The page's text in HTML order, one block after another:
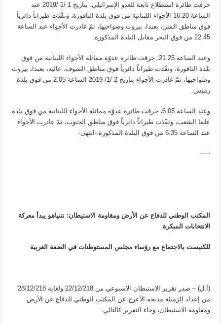
خرقت طائرة استطلاع تابعة للعدو الإسرائيلي، بتاريخ 1 /1 /2019 عند
الساعة 16.20 الأجواء اللبنانية من فوق بلدة الناقورة، ونفّذت طيراناً دائرياً
فوق مناطق المتن، بعبدا، بيروت وضواحيها، ثمّ غادرت الأجواء عند الساعة
22.45 من فوق البحر مقابل البلدة المذكورة.
وعند الساعة 21.25، خرقت طائرة عدوّة مماثلة الأجواء اللبنانية من فوق
بلدة الناقورة، ونفّذت طيراناً دائرياً فوق مناطق الشوف، عاليه، بعبدا، بيروت
وضواحيها، ثمّ غادرت الأجواء بتاريخ 2 /1/ 2019 الساعة 2.05 من فوق بلدة
رميش.
وعند الساعة 6.05، خرقت طائرة عدوّة مماثلة الأجواء اللبنانية من فوق بلدة
علما الشعب، ونفّذت طيراناً دائرياً فوق مناطق الجنوب، ثمّ غادرت الأجواء
عند الساعة 6.35 من فوق البلدة المذكورة.-انتهى-
—–
المكتب الوطني للدفاع عن الأرض ومقاومة الاستيطان: نتنياهو يبدأ معركة
الانتخابات المبكرة
للكنيست بالاجتماع مع رؤساء مجلس المستوطنات في الضفة الغربية
(أ.ل) – صدر تقرير الاستيطان الاسبوعي من 22/12/218 ولغاية 28/12/218
من إعداد الزميلة مديحه الأعرج عن المكتب الوطني للدفاع عن الأرض
ومقاومة الاستيطان، وجاء التقرير كالتالي: